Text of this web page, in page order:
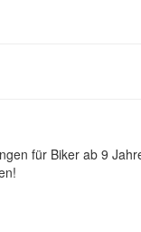
für Biker ab 9